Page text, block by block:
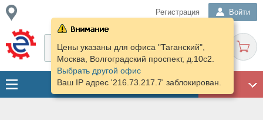
Регистрация Войти
ГАРАЖ
Цены указаны для офиса "Таганский",
Москва, Волгоградский проспект, д.10с2.
Выбрать другой офис
Ваш IP адрес '216.73.217.7' заблокирован.